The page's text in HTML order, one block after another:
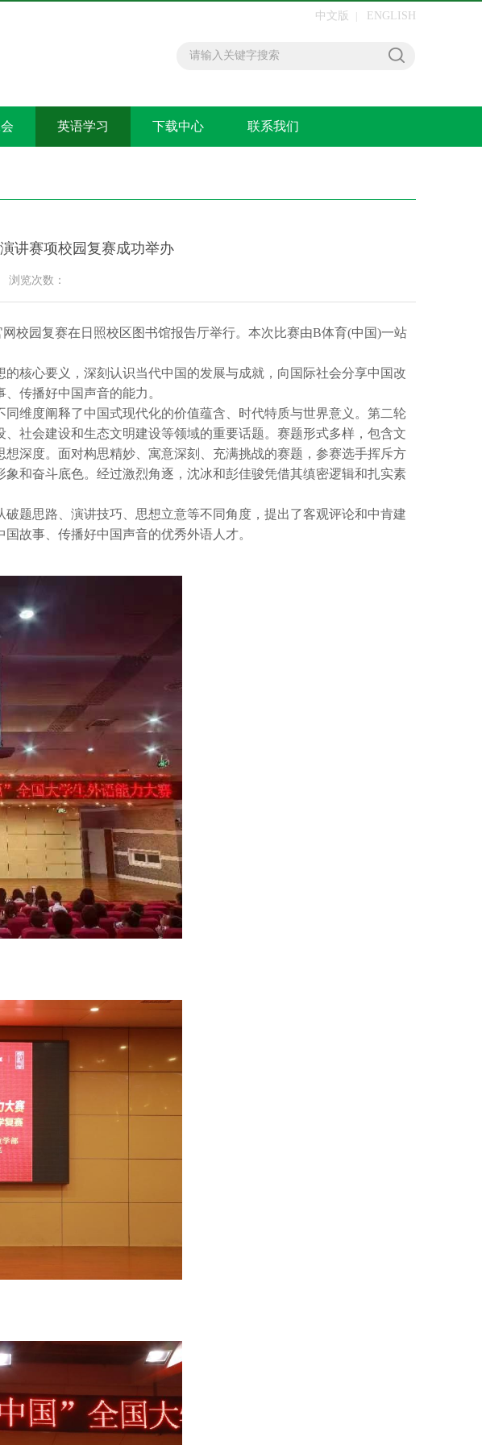
中文版 ENGLISH
英语学习 下载中心 联系我们
讲赛项校园复赛成功举办
浏览次数：
校园复赛在日照校区图书馆报告厅举行。本次比赛由B体育(中国)一站
核心要义，深刻认识当代中国的发展与成就，向国际社会分享中国改
传播好中国声音的能力。
维度阐释了中国式现代化的价值蕴含、时代特质与世界意义。第二轮
社会建设和生态文明建设等领域的重要话题。赛题形式多样，包含文
深度。面对构思精妙、寓意深刻、充满挑战的赛题，参赛选手挥斥方
和奋斗底色。经过激烈角逐，沈冰和彭佳骏凭借其缜密逻辑和扎实素
题思路、演讲技巧、思想立意等不同角度，提出了客观评论和中肯建
故事、传播好中国声音的优秀外语人才。